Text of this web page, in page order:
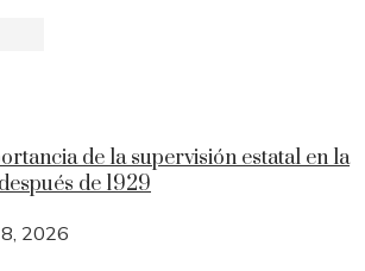
de la supervisión estatal en la
de 1929
2026